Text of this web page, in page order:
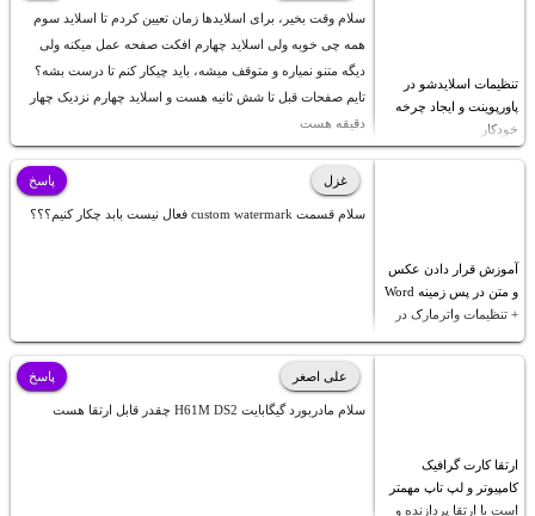
تنظیمات اسلایدشو در
پاورپوینت و ایجاد چرخه
خودکار
سلام وقت بخیر، برای اسلایدها زمان تعیین کردم تا اسلاید سوم
همه چی خوبه ولی اسلاید چهارم افکت صفحه عمل میکنه ولی
دیگه متنو نمیاره و متوقف میشه، باید چیکار کنم تا درست بشه؟
تایم صفحات قبل تا شش ثانیه هست و اسلاید چهارم نزدیک چهار
دقیقه هست
آموزش قرار دادن عکس
و متن در پس زمینه Word
+ تنظیمات واترمارک در
غزل
سلام قسمت custom watermark فعال نیست بابد چکار کنیم؟؟؟
پاسخ
ارتقا کارت گرافیک
کامپیوتر و لپ تاپ مهمتر
است یا ارتقا پردازنده و
علی اصغر
سلام مادربورد گیگابایت H61M DS2 چقدر قابل ارتقا هست
پاسخ